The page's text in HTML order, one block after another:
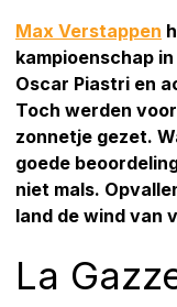
Max Verstappen
kampioenschap
Oscar Piastri en
Toch werden
zonnetje gezet.
goede
niet mals.
land de wind van
La